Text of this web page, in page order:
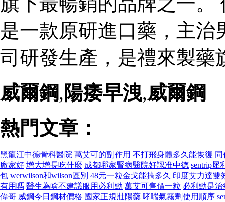
是一款原研進口藥，主
司研發生產，是禮來製藥
威爾鋼, 陽痿早洩,威爾鋼
熱門文章：
黑龍江中德骨科醫院 萬艾可的副作用 不打飛身體多久能恢復
廠家好 增大增長吃什麼 成都哪家腎病醫院好認准中德 sentrip犀
包 werwilson和wilson區別 48元一粒金戈能搞多久 印度艾力達雙
有用嗎 醫生為啥不建議服用必利勁 萬艾可售價一粒 必利勁是
偉哥 威鋼今日鋼材價格 國家正規壯陽藥 哮喘氣霧劑使用順序